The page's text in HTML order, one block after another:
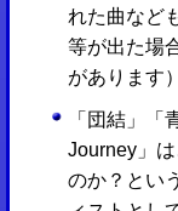
れた曲など
等が出た場
があります
「団結」
Journey」
のか？とい